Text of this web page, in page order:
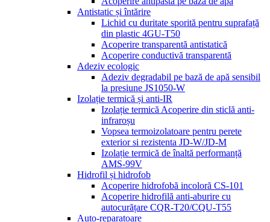
Antistatic și întărire
Lichid cu duritate sporită pentru suprafață
din plastic 4GU-T50
Acoperire transparentă antistatică
Acoperire conductivă transparentă
Adeziv ecologic
Adeziv degradabil pe bază de apă sensibil
la presiune JS1050-W
Izolație termică și anti-IR
Izolație termică Acoperire din sticlă anti-
infraroșu
Vopsea termoizolatoare pentru perete
exterior si rezistenta JD-W/JD-M
Izolație termică de înaltă performanță
AMS-99V
Hidrofil și hidrofob
Acoperire hidrofobă incoloră CS-101
Acoperire hidrofilă anti-aburire cu
autocurățare CQR-T20/CQU-T55
Auto-reparatoare